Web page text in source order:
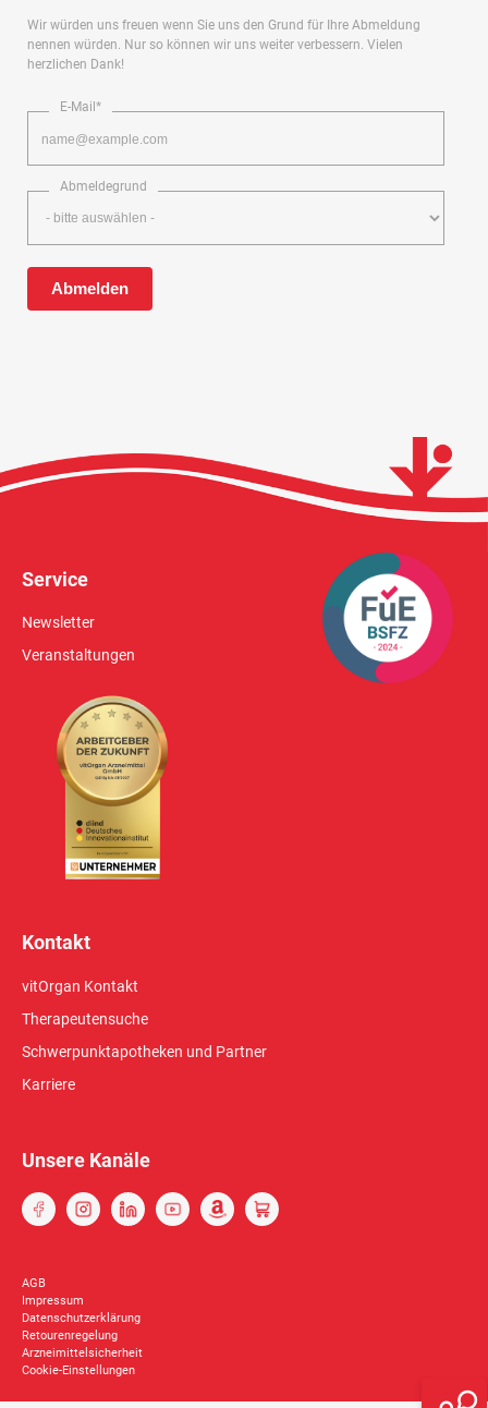
Wir würden uns freuen wenn Sie uns den Grund für Ihre Abmeldung
nennen würden. Nur so können wir uns weiter verbessern. Vielen
herzlichen Dank!
E-Mail*
Abmeldegrund
Abmelden
Service
Newsletter
Veranstaltungen
Kontakt
vitOrgan Kontakt
Therapeutensuche
Schwerpunktapotheken und Partner
Karriere
Unsere Kanäle
AGB
Impressum
Datenschutzerklärung
Retourenregelung
Arzneimittelsicherheit
Cookie-Einstellungen